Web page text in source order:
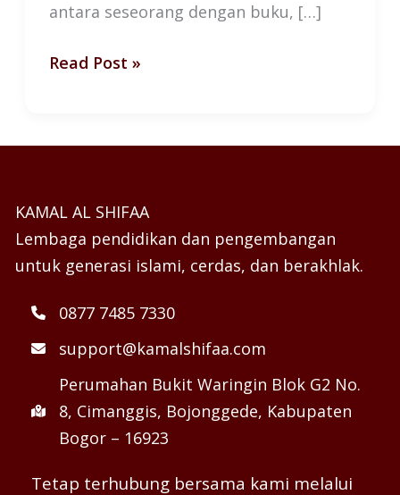
antara seseorang dengan buku, […]
Read Post »
KAMAL AL SHIFAA
Lembaga pendidikan dan pengembangan
untuk generasi islami, cerdas, dan berakhlak.
0877 7485 7330
support@kamalshifaa.com
Perumahan Bukit Waringin Blok G2 No.
8, Cimanggis, Bojonggede, Kabupaten
Bogor – 16923
Tetap terhubung bersama kami melalui